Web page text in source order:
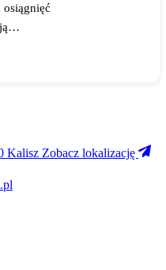
Kalisz Zobacz lokalizację